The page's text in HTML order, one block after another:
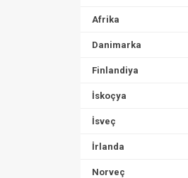
Afrika
Danimarka
Finlandiya
İskoçya
İsveç
İrlanda
Norveç